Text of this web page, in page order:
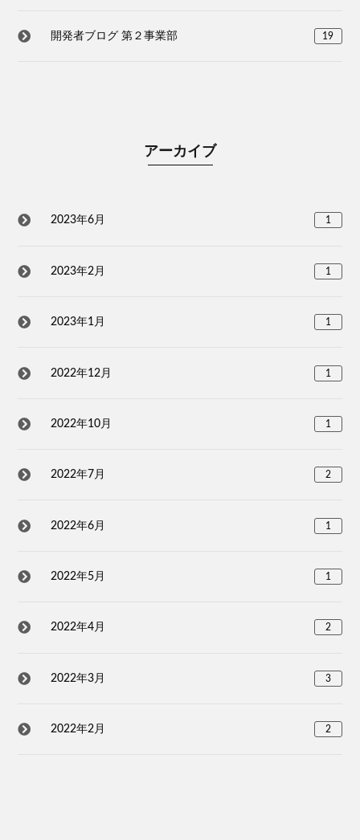
開発者ブログ 第２事業部 19
アーカイブ
2023年6月 1
2023年2月 1
2023年1月 1
2022年12月 1
2022年10月 1
2022年7月 2
2022年6月 1
2022年5月 1
2022年4月 2
2022年3月 3
2022年2月 2